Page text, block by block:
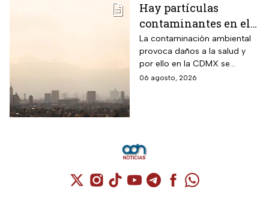
Hay partículas
contaminantes en el
ambiente; así está la
calidad del aire hoy
en CDMX
La contaminación ambiental
provoca daños a la salud y
por ello en la CDMX se
monitorea la calidad del aire
06 agosto, 2026
Cuenta de X / Twitter (se abre en una
Cuenta de Instagram (se abre en una
Cuenta de TikTok (se abre en
Cuenta de YouTube (se abre
Cuenta de Telegram (se
Cuenta de
Cuenta de